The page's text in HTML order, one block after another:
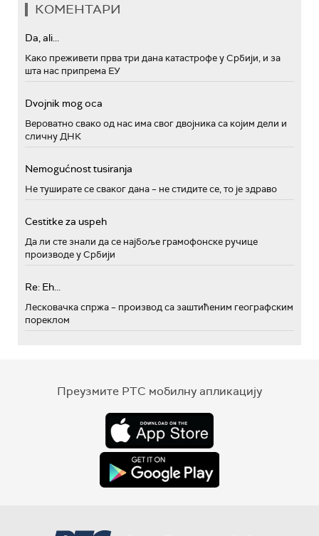
КОМЕНТАРИ
Da, ali...
Како преживети прва три дана катастрофе у Србији, и за
шта нас припрема ЕУ
Dvojnik mog oca
Вероватно свако од нас има свог двојника са којим дели и
сличну ДНК
Nemogućnost tusiranja
Не туширате се сваког дана – не стидите се, то је здраво
Cestitke za uspeh
Да ли сте знали да се најбоље грамофонске ручице
производе у Србији
Re: Eh...
Лесковачка спржа – производ са заштићеним географским
пореклом
Преузмите РТС мобилну апликацију